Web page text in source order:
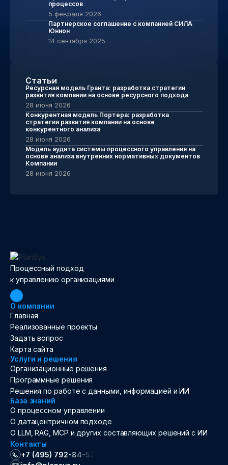
процессов
5 февраля 2026
Партнерское соглашение с компанией СИЛА
Юнион
14 сентября 2025
Статьи
Ресурсная модель Гранта: разработка стратегии
развития компании на основе ресурсного подхода
28 июня 2026
Конкурентная модель Портера: разработка
стратегии развития компании на основе
конкурентного анализа
28 июня 2026
Модель аудита системы процессного управления на
основе анализа внутренних нормативных документов
Компании
28 июня 2026
Процессный подход
к управлению организациями
О компании
Главная
Реализованные проекты
Задать вопрос
Карта сайта
Услуги и решения
Организационные решения
Программные решения
Решения по работе с данными, информацией и ИИ
База знаний
О процессном управлении
О датацентричном подходе
О LLM, RAG, MCP и других составляющих решений с ИИ
Контакты
+7 (495) 792-84-52